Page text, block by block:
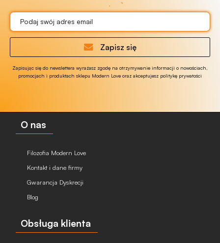
Zapisz się
Zapisując się do newslettera wyrażasz zgodę na otrzymywanie informacji o nowościach,
promocjach i produktach sklepu Modern Love oraz akceptujesz politykę prywatości
O nas
Filozofia Modern Love
Kontakt i dane firmy
Gwarancja Dyskrecji
Blog
Obsługa klienta